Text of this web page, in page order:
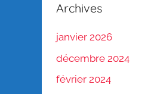
Archives
janvier 2026
décembre 2024
février 2024